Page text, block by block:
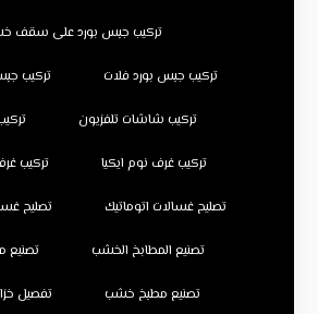
تركيب جبس بورد على سقف
تركيب جبس بورد فلات تركيب
تركيب شاشات تلفزيون
تركيب غرف نوم ايكيا تركيب
تصليح غسالات اتوماتيك تصليح
تصنيع المطابخ الخشب
تصنيع مطبخ خشب تفصيل